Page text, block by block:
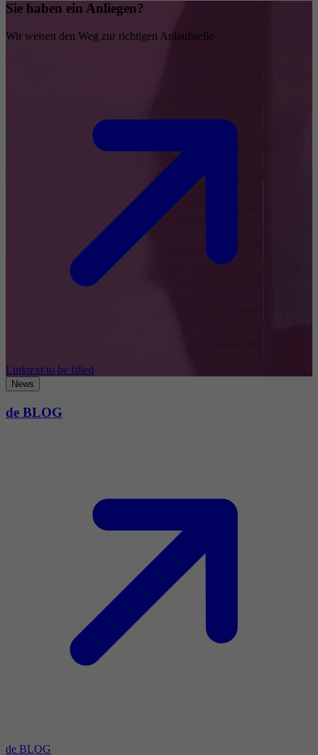
Sie haben ein Anliegen?
Wir weisen den Weg zur richtigen Anlaufstelle
Linktext to be filled
News
de BLOG
de BLOG